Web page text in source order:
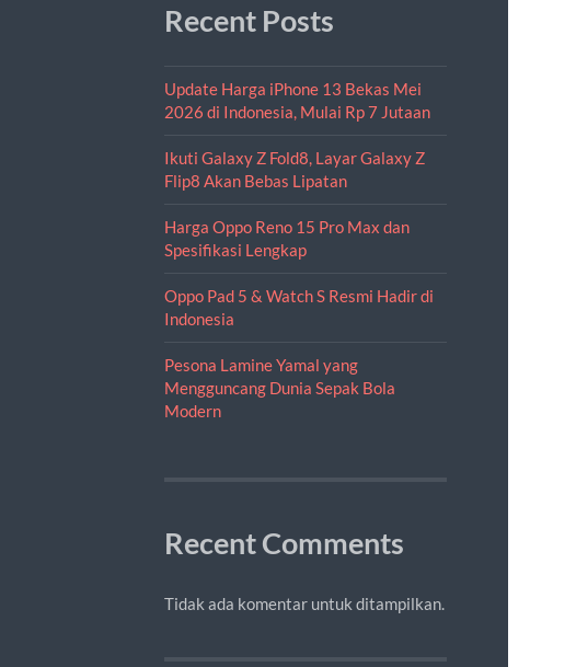
Recent Posts
Update Harga iPhone 13 Bekas Mei
2026 di Indonesia, Mulai Rp 7 Jutaan
Ikuti Galaxy Z Fold8, Layar Galaxy Z
Flip8 Akan Bebas Lipatan
Harga Oppo Reno 15 Pro Max dan
Spesifikasi Lengkap
Oppo Pad 5 & Watch S Resmi Hadir di
Indonesia
Pesona Lamine Yamal yang
Mengguncang Dunia Sepak Bola
Modern
Recent Comments
Tidak ada komentar untuk ditampilkan.